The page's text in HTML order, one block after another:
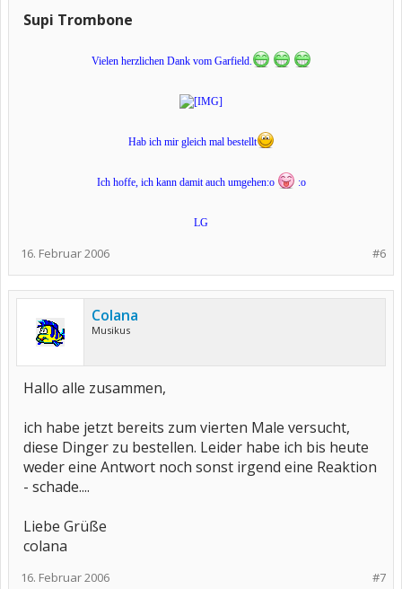
Supi Trombone
Vielen herzlichen Dank vom Garfield.
Hab ich mir gleich mal bestellt
Ich hoffe, ich kann damit auch umgehen:o :o
LG
#6
16. Februar 2006
Colana
Musikus
Hallo alle zusammen,
ich habe jetzt bereits zum vierten Male versucht,
diese Dinger zu bestellen. Leider habe ich bis heute
weder eine Antwort noch sonst irgend eine Reaktion
- schade....
Liebe Grüße
colana
#7
16. Februar 2006